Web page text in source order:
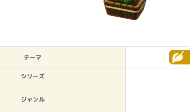
テーマ
シリーズ
ジャンル